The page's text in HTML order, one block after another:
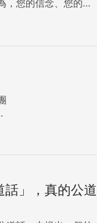
，您的信念、您的勇
不畏壓力、不懼反
的沉痾，壓得台灣
明知此一弊病，但
統，已進入面對救
意一肩扛起改革的
，我們剛
。一來國家年金改
達百分之七十幾，
道所得替代率越高越
小。可是重點在於年
退休基金的破產年
」，真的公道